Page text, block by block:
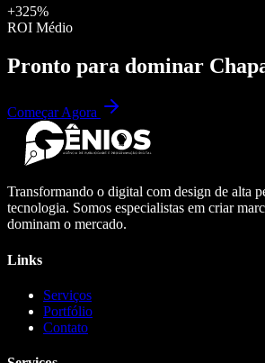
+325%
ROI Médio
Pronto para dominar
Começar Agora
Transformando o digital com design de alta
tecnologia. Somos especialistas em criar
dominam o mercado.
Links
Serviços
Portfólio
Contato